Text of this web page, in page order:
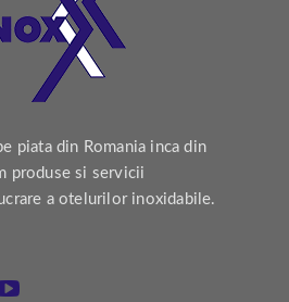
piata din Romania inca din
produse si servicii
a otelurilor inoxidabile.